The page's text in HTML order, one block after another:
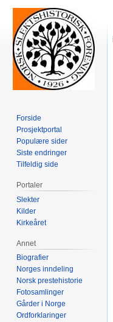
Forside
Prosjektportal
Populære sider
Siste endringer
Tilfeldig side
Portaler
Slekter
Kilder
Kirkeåret
Annet
Biografier
Norges inndeling
Norsk prestehistorie
Fotosamlinger
Gårder i Norge
Ordforklaringer